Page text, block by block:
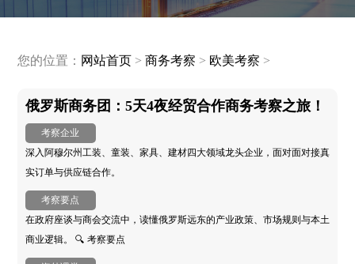
您的位置： 网站首页> 商务考察 > 欧美考察 >
俄罗斯商务团：5天4夜经贸合作商务考察之旅！
考察企业
深入阿穆尔州工装、童装、家具、建材四大领域龙头企业，面对面对接真
实订单与供应链合作。
考察要点
在政府座谈与商会交流中，读懂俄罗斯远东的产业政策、市场规则与本土
商业逻辑。 🔍 考察要点